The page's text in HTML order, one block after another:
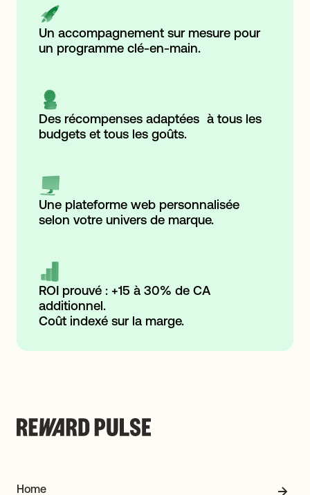
Un accompagnement sur mesure pour
un programme clé-en-main.
Des récompenses adaptées à tous les
budgets et tous les goûts.
Une plateforme web personnalisée
selon votre univers de marque.
ROI prouvé : +15 à 30% de CA
additionnel.
Coût indexé sur la marge.
Home